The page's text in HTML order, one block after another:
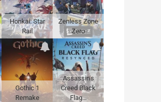
Honkai: Star
Rail
Zenless Zone
Zero
Gothic 1
Remake
Assassin's
Creed Black
Flag…